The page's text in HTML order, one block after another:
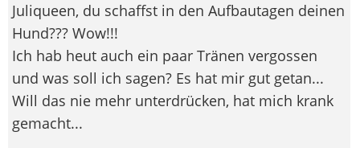
Juliqueen, du schaffst in den Aufbautagen deinen
Hund??? Wow!!!
Ich hab heut auch ein paar Tränen vergossen
und was soll ich sagen? Es hat mir gut getan...
Will das nie mehr unterdrücken, hat mich krank
gemacht...